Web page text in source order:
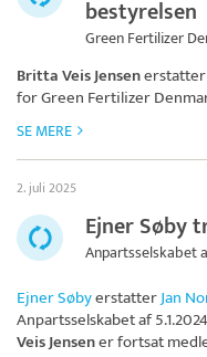
bestyrelsen
Green Fertilizer
Britta Veis Jensenerstatter
forGreen Fertilizer
SE MERE
2. juli 2025
Ejner Søby
Anpartsselskabet
Ejner SøbyerstatterJan
Anpartsselskabet af 5.1.2024
Veis Jensener fortsat